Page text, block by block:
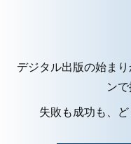
デジタル出版の始ま
ンで
失敗も成功も、ど